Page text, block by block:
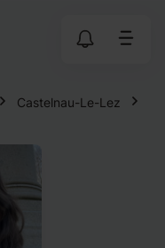
Castelnau-Le-Lez